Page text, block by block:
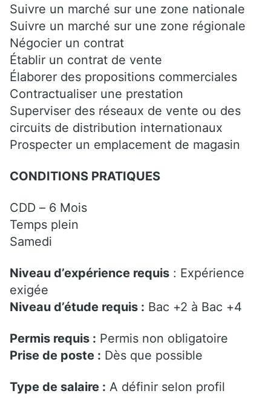
Suivre un marché sur une zone nationale
Suivre un marché sur une zone régionale
Négocier un contrat
Établir un contrat de vente
Élaborer des propositions commerciales
Contractualiser une prestation
Superviser des réseaux de vente ou des
circuits de distribution internationaux
Prospecter un emplacement de magasin
CONDITIONS PRATIQUES
CDD – 6 Mois
Temps plein
Samedi
Niveau d’expérience requis : Expérience
exigée
Niveau d’étude requis : Bac +2 à Bac +4
Permis requis : Permis non obligatoire
Prise de poste : Dès que possible
Type de salaire : A définir selon profil